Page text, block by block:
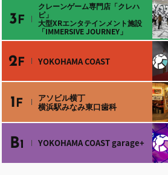
3 F
クレーンゲーム専門店「クレハ
ピ」
大型XRエンタテインメント施設
「IMMERSIVE JOURNEY」
2F YOKOHAMA COAST
1 F
アソビル横丁
横浜駅みなみ東口歯科
B1 YOKOHAMA COAST garage+